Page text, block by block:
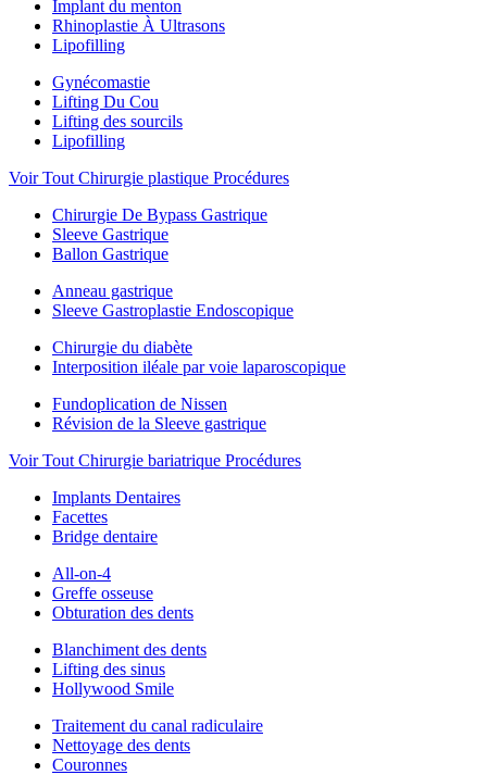
Implant du menton
Rhinoplastie À Ultrasons
Lipofilling
Gynécomastie
Lifting Du Cou
Lifting des sourcils
Lipofilling
Voir Tout Chirurgie plastique Procédures
Chirurgie De Bypass Gastrique
Sleeve Gastrique
Ballon Gastrique
Anneau gastrique
Sleeve Gastroplastie Endoscopique
Chirurgie du diabète
Interposition iléale par voie laparoscopique
Fundoplication de Nissen
Révision de la Sleeve gastrique
Voir Tout Chirurgie bariatrique Procédures
Implants Dentaires
Facettes
Bridge dentaire
All-on-4
Greffe osseuse
Obturation des dents
Blanchiment des dents
Lifting des sinus
Hollywood Smile
Traitement du canal radiculaire
Nettoyage des dents
Couronnes